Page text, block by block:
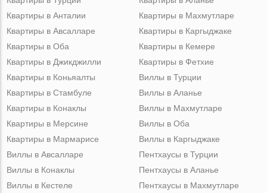
Квартиры в Анталии
Квартиры в Авсалларе
Квартиры в Оба
Квартиры в Джикджилли
Квартиры в Махмутларе
Квартиры в Каргыджаке
Квартиры в Кемере
Квартиры в Фетхие
Квартиры в Коньяалты
Квартиры в Стамбуле
Квартиры в Конаклы
Квартиры в Мерсине
Квартиры в Мармарисе
Виллы в Турции
Виллы в Аланье
Виллы в Махмутларе
Виллы в Оба
Виллы в Каргыджаке
Виллы в Авсалларе
Виллы в Конаклы
Виллы в Кестеле
Пентхаусы в Турции
Пентхаусы в Аланье
Пентхаусы в Махмутларе